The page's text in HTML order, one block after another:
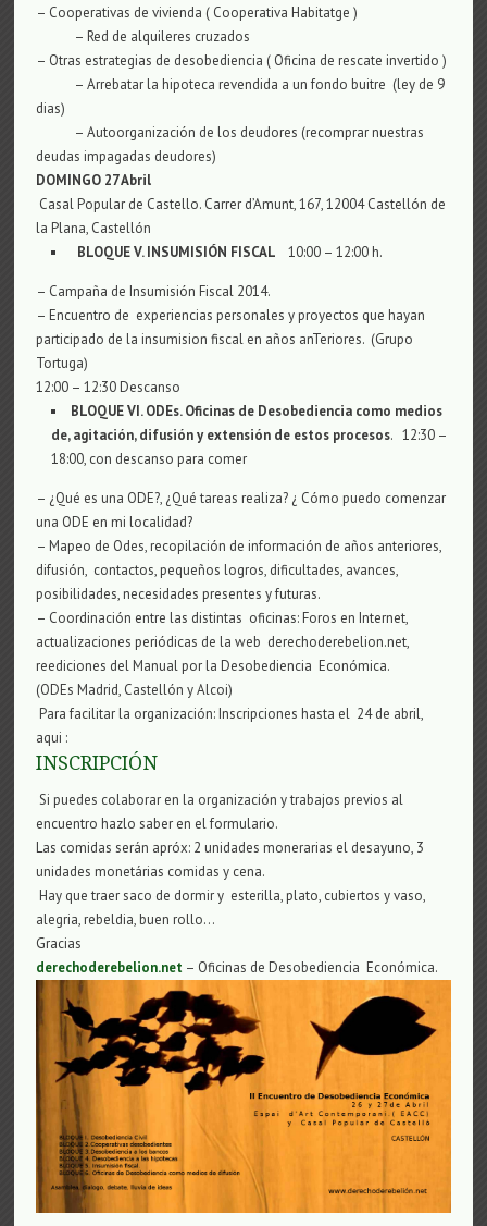
– Cooperativas de vivienda ( Cooperativa Habitatge )
– Red de alquileres cruzados
– Otras estrategias de desobediencia ( Oficina de rescate invertido )
– Arrebatar la hipoteca revendida a un fondo buitre (ley de 9
dias)
– Autoorganización de los deudores (recomprar nuestras
deudas impagadas deudores)
DOMINGO 27Abril
Casal Popular de Castello. Carrer d’Amunt, 167, 12004 Castellón de
la Plana, Castellón
BLOQUEV. INSUMISIÓN FISCAL 10:00 – 12:00 h.
– Campaña de Insumisión Fiscal 2014.
– Encuentro de experiencias personales y proyectos que hayan
participado de la insumision fiscal en años anTeriores. (Grupo
Tortuga)
12:00 – 12:30 Descanso
BLOQUEVI.ODEs.Oficinas de Desobediencia como medios
de, agitación, difusión y extensión de estos procesos. 12:30 –
18:00, con descanso para comer
– ¿Qué es una ODE?, ¿Qué tareas realiza? ¿ Cómo puedo comenzar
una ODE en mi localidad?
– Mapeo de Odes, recopilación de información de años anteriores,
difusión, contactos, pequeños logros, dificultades, avances,
posibilidades, necesidades presentes y futuras.
– Coordinación entre las distintas oficinas: Foros en Internet,
actualizaciones periódicas de la web derechoderebelion.net,
reediciones del Manual por la Desobediencia Económica.
(ODEs Madrid, Castellón y Alcoi)
Para facilitar la organización: Inscripciones hasta el 24 de abril,
aqui :
INSCRIPCIÓN
Si puedes colaborar en la organización y trabajos previos al
encuentro hazlo saber en el formulario.
Las comidas serán apróx: 2 unidades monerarias el desayuno, 3
unidades monetárias comidas y cena.
Hay que traer saco de dormir y esterilla, plato, cubiertos y vaso,
alegria, rebeldia, buen rollo…
Gracias
derechoderebelion.net – Oficinas de Desobediencia Económica.